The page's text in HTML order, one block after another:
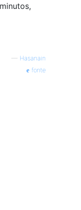
— Hasanain
fonte